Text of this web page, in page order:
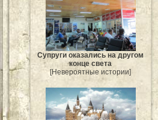
Супруги оказались на другом
конце света
[Невероятные истории]